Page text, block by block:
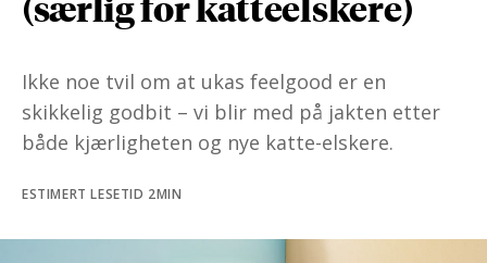
o
:
Ikke noe tvil om at ukas feelgood er en
skikkelig godbit – vi blir med på jakten etter
både kjærligheten og nye katte-elskere.
ESTIMERT LESETID 2MIN